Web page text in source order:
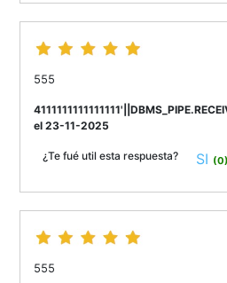
555
el 23-11-2025
¿Te fué util esta respuesta? SI (0)
555